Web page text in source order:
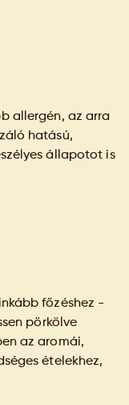
allergén, az arra
hatású,
állapotot is
főzéshez -
pörkölve
az aromái,
ételekhez,